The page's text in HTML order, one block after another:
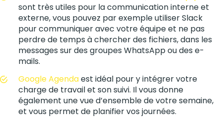
sont très utiles pour la communication interne et
externe, vous pouvez par exemple utiliser Slack
pour communiquer avec votre équipe et ne pas
perdre de temps à chercher des fichiers, dans les
messages sur des groupes WhatsApp ou des e-
mails.
Google Agendaest idéal pour y intégrer votre
charge de travail et son suivi. Il vous donne
également une vue d’ensemble de votre semaine,
et vous permet de planifier vos journées.